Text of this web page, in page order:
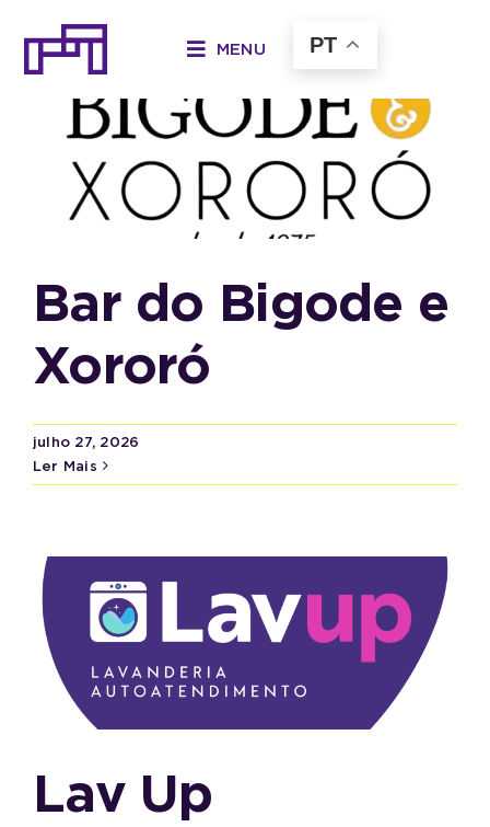
para
conteúdo
MENU PT
Bar do Bigode e
Xororó
julho 27, 2026
Ler Mais
Lav Up